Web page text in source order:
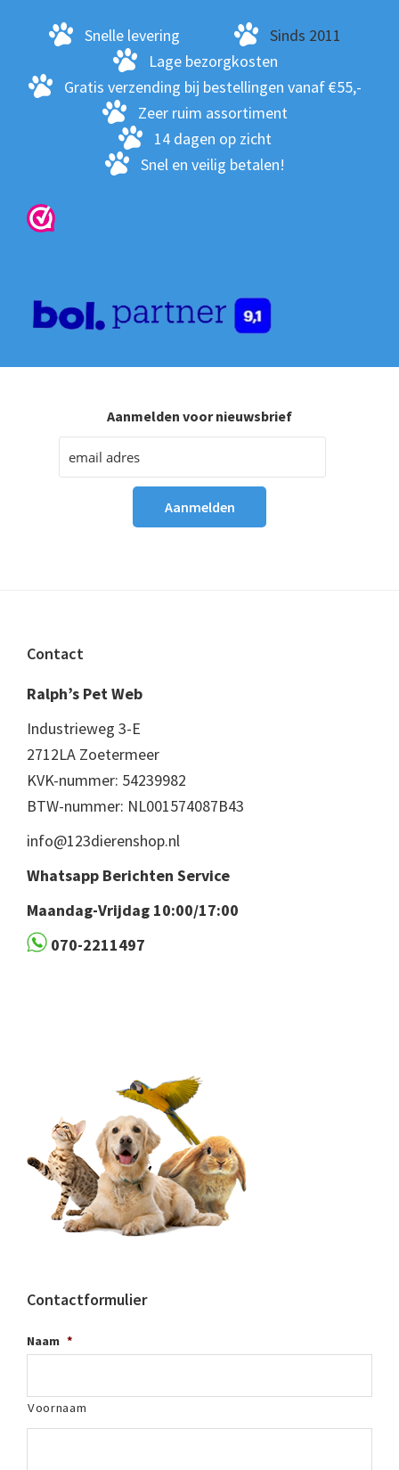
Snelle levering
Sinds 2011
Lage bezorgkosten
Gratis verzending bij bestellingen vanaf €55,-
Zeer ruim assortiment
14 dagen op zicht
Snel en veilig betalen!
Aanmelden voor nieuwsbrief
Footer
Contact
Ralph’s Pet Web
Industrieweg 3-E
2712LA Zoetermeer
KVK-nummer: 54239982
BTW-nummer: NL001574087B43
info@123dierenshop.nl
Whatsapp Berichten Service
Maandag-Vrijdag 10:00/17:00
070-2211497
Contactformulier
Naam *
Voornaam